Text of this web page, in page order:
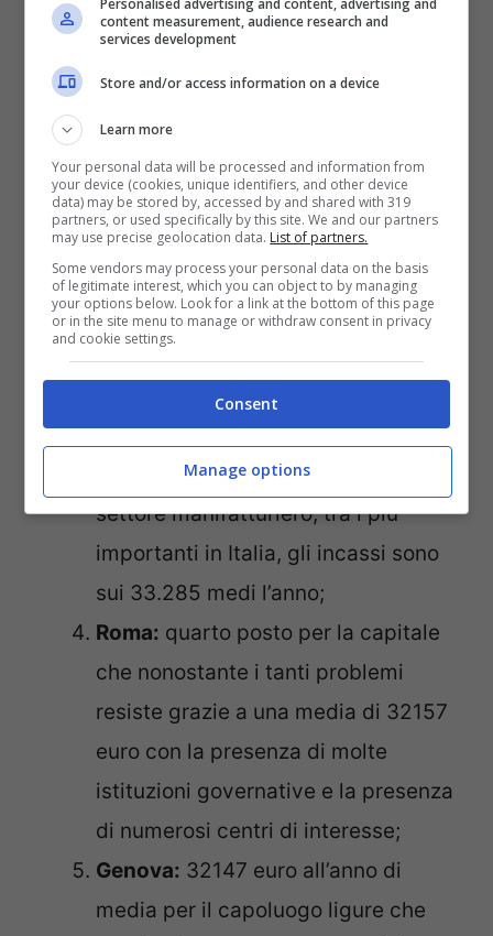
circa 35724 euro all’anno. La città è
importante anche per la presenza di
Trieste:
subito dietro troviamo una
città che ha una posizione
strategica permettendo anche di
vivere come porto internazionale, il
guadagno medio è di 33521 euro
all’anno;
: Rimaniamo da quelle parti
per completare il podio con una città
che vive anche di un fortissimo
settore manifatturiero, tra i più
importanti in Italia, gli incassi sono
sui 33.285 medi l’anno;
Roma: quarto posto per la capitale
che nonostante i tanti problemi
resiste grazie a una media di 32157
euro con la presenza di molte
istituzioni governative e la presenza
di numerosi centri di interesse;
Genova: 32147 euro all’anno di
media per il capoluogo ligure che
content measurement, audience research and
services development
Store and/or access information on a device
Learn more
Your personal data will be processed and information from
your device (cookies, unique identifiers, and other device
data) may be stored by, accessed by and shared with 319
partners, or used specifically by this site. We and our partners
may use precise geolocation data. List of partners.
Some vendors may process your personal data on the basis
of legitimate interest, which you can object to by managing
your options below. Look for a link at the bottom of this page
or in the site menu to manage or withdraw consent in privacy
and cookie settings.
Consent
Manage options